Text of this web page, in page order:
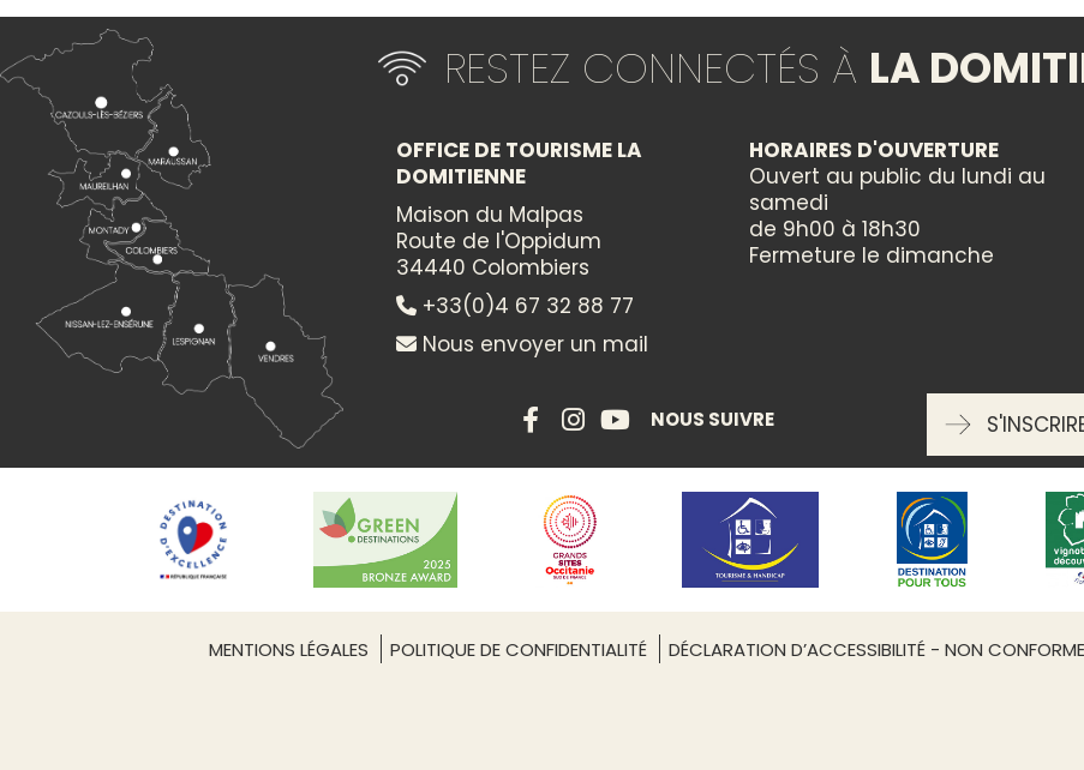
dans une ambiance chaleureuse et accueillante.
Itinéraire vers
−
Leaflet| ©
MODES DE PAIEMENT
Cartes de paiement
Espèces
Visa
Snack / Sandwicherie
SPÉCIALITÉS CULINAIRES
Cuisine traditionnelle
RESTEZ CONNECTÉS À LA
OFFICE DE TOURISME LA
DOMITIENNE
Maison du Malpas
Route de l'Oppidum
34440 Colombiers
+33(0)4 67 32 88 77
Nous envoyer un mail
HORAIRES D'OUVERTURE
Ouvert au public du lundi au
samedi
de 9h00 à 18h30
Fermeture le dimanche
NOUS SUIVRE
MENTIONS LÉGALES POLITIQUE DE CONFIDENTIALITÉ DÉCLARATION D’ACCESSIBILITÉ - NON CONFORME